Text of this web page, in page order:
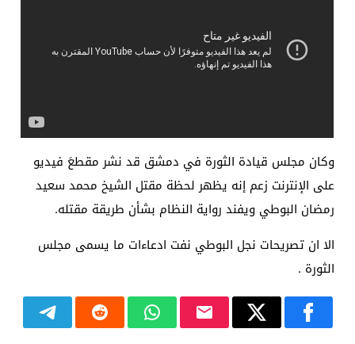
وكان مجلس قيادة الثورة في دمشق قد نشر مقطعَ فيديو
على الإنترنت زعم إنه يظهر لحظة مقتل الشيخ محمد سعيد
رمضان البوطي ويفند رواية النظام بشأن طريقة مقتله.
الا ان تصريحات نجل البوطي نفت ادعاءات ما يسمى مجلس
الثورة .